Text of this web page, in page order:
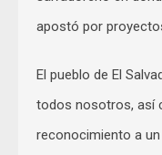
apostó por
El pueblo de El
todos nosotros, así
reconocimiento a